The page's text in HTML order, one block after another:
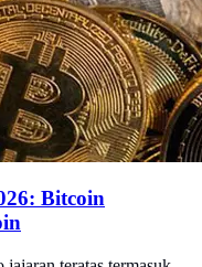
Bitcoin